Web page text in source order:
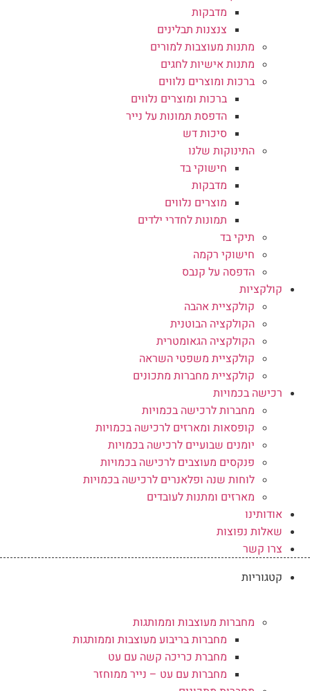
מדבקות
צנצנות תבלינים
מתנות מעוצבות למורים
מתנות אישיות לחגים
ברכות ומוצרים נלווים
ברכות ומוצרים נלווים
הדפסת תמונות על נייר
סיכות דש
התינוקות שלנו
חישוקי בד
מדבקות
מוצרים נלווים
תמונות לחדרי ילדים
תיקי בד
חישוקי רקמה
הדפסה על קנבס
קולקציות
קולקציית אהבה
הקולקציה הבוטנית
הקולקציה הגאומטרית
קולקציית משפטי השראה
קולקציית מחברות מתכונים
רכישה בכמויות
מחברות לרכישה בכמויות
קופסאות ומארזים לרכישה בכמויות
יומנים שבועיים לרכישה בכמויות
פנקסים מעוצבים לרכישה בכמויות
לוחות שנה ופלאנרים לרכישה בכמויות
מארזים ומתנות לעובדים
אודותינו
שאלות נפוצות
צרו קשר
קטגוריות
מחברות מעוצבות וממותגות
מחברות בריבוע מעוצבות וממותגות
מחברת כריכה קשה עם עט
מחברות עם עט – נייר ממוחזר